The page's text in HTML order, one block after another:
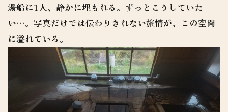
湯船に1人、静かに埋もれる。ずっとこうしていた
い…。写真だけでは伝わりきれない旅情が、この空間
に溢れている。